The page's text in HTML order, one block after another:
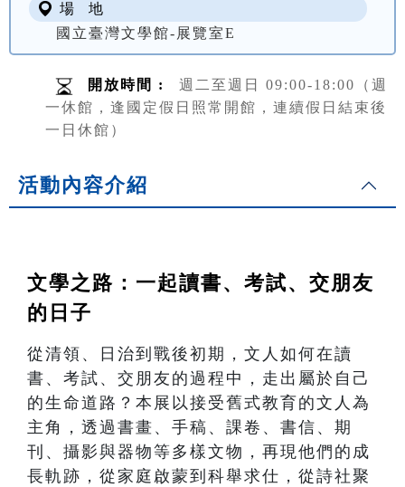
場 地
國立臺灣文學館-展覽室E
開放時間 :
週二至週日 09:00-18:00（週
一休館，逢國定假日照常開館，連續假日結束後
一日休館）
活動內容介紹
文學之路：一起讀書、考試、交朋友
的日子
從清領、日治到戰後初期，文人如何在讀
書、考試、交朋友的過程中，走出屬於自己
的生命道路？本展以接受舊式教育的文人為
主角，透過書畫、手稿、課卷、書信、期
刊、攝影與器物等多樣文物，再現他們的成
長軌跡，從家庭啟蒙到科舉求仕，從詩社聚